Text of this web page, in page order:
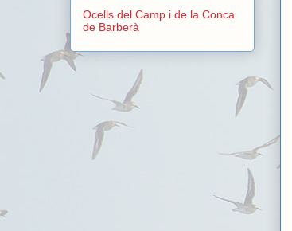
Ocells del Camp i de la Conca
de Barberà